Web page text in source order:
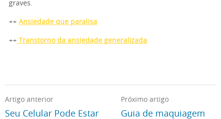
graves.
++ Ansiedade que paralisa
++ Transtorno da ansiedade generalizada
Artigo anterior
Seu Celular Pode Estar
Próximo artigo
Guia de maquiagem